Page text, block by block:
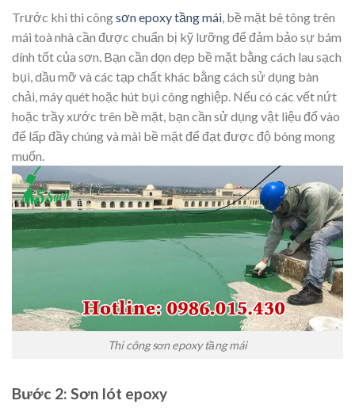
Trước khi thi côngsơn epoxy tầng mái, bề mặt bê tông trên
mái toà nhà cần được chuẩn bị kỹ lưỡng để đảm bảo sự bám
dính tốt của sơn. Bạn cần dọn dẹp bề mặt bằng cách lau sạch
bụi, dầu mỡ và các tạp chất khác bằng cách sử dụng bàn
chải, máy quét hoặc hút bụi công nghiệp. Nếu có các vết nứt
hoặc trầy xước trên bề mặt, bạn cần sử dụng vật liệu đổ vào
để lấp đầy chúng và mài bề mặt để đạt được độ bóng mong
muốn.
Thi công sơn epoxy tầng mái
Bước 2: Sơn lót epoxy